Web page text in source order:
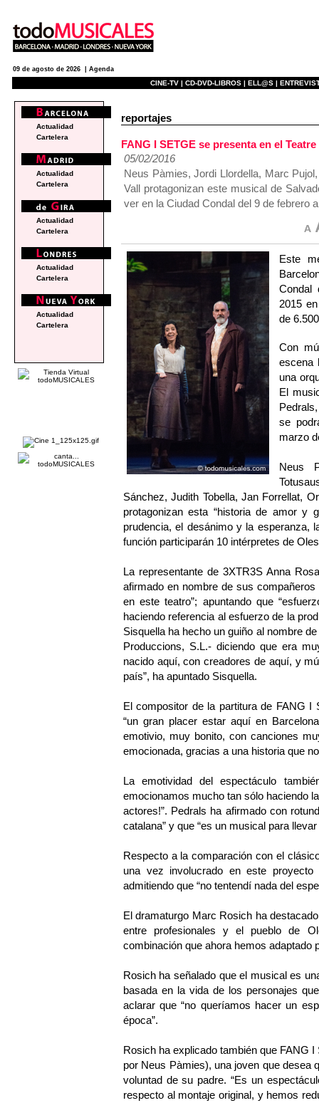
09 de agosto de 2026 | Agenda
CINE-TV | CD-DVD-LIBROS | ELL@S |
reportajes
FANG I SETGE se presenta en el
05/02/2016
Neus Pàmies, Jordi Llordella, Marc
Vall protagonizan este musical de
ver en la Ciudad Condal del 9 de febrero
Este
Condal
2015
de
Con
escena
una
El
se
marzo
Neus
Sánchez, Judith Tobella, Jan Forrellat,
protagonizan esta “historia de amor
prudencia, el desánimo y la esperanza,
función participarán 10 intérpretes de
La representante de 3XTR3S Anna
afirmado en nombre de sus
en este teatro”; apuntando que
haciendo referencia al esfuerzo de la
Sisquella ha hecho un guiño al nombre
Produccions, S.L.- diciendo que era
nacido aquí, con creadores de aquí, y
país”, ha apuntado Sisquella.
El compositor de la partitura de FANG
“un gran placer estar aquí en
emotivio, muy bonito, con canciones
emocionada, gracias a una historia que
La emotividad del espectáculo
emocionamos mucho tan sólo haciendo
actores!”. Pedrals ha afirmado con
catalana” y que “es un musical para
Respecto a la comparación con el
una vez involucrado en este
admitiendo que “no tentendí nada del
El dramaturgo Marc Rosich ha
entre profesionales y el pueblo de
combinación que ahora hemos adaptado
Rosich ha señalado que el musical es
basada en la vida de los personajes
aclarar que “no queríamos hacer un
época”.
Rosich ha explicado también que FANG
por Neus Pàmies), una joven que desea
voluntad de su padre. “Es un
respecto al montaje original, y hemos
Actualidad
Cartelera
Actualidad
Cartelera
Actualidad
Cartelera
Actualidad
Cartelera
Actualidad
Cartelera